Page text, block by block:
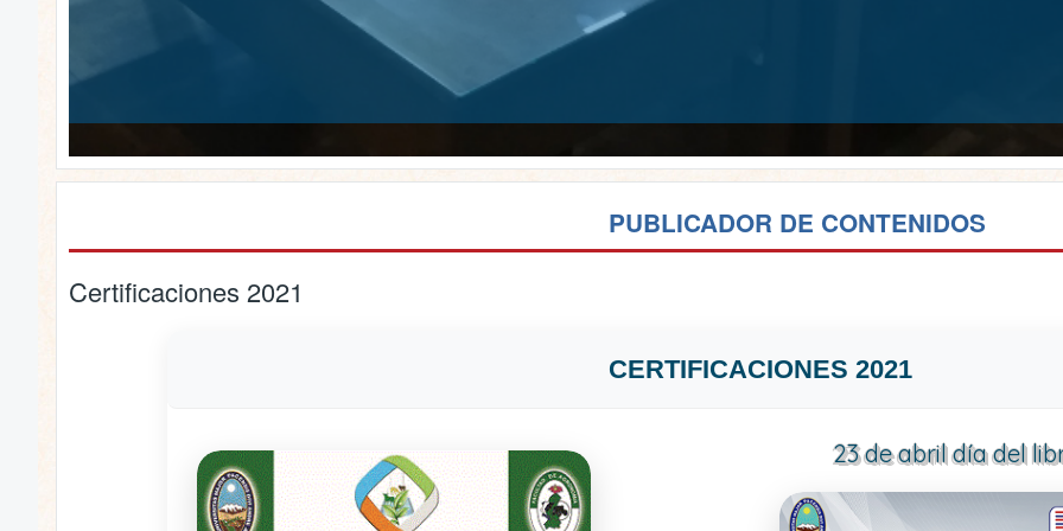
PUBLICADOR DE CONTENIDOS
Certificaciones 2021
CERTIFICACIONES 2021
23 de abril día del